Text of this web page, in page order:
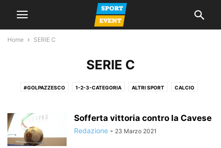
Home SERIE C
SERIE C
#GOLPAZZESCO 1-2-3-CATEGORIA ALTRI SPORT CALCIO
LA VOCE DEL MERCOLEDISofferta vittoria contro la Cavese
Redazione - 23 Marzo 2021